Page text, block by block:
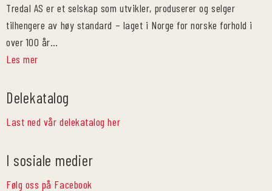
Tredal AS er et selskap som utvikler, produserer og selger
tilhengere av høy standard – laget i Norge for norske forhold i
over 100 år…
Les mer
Delekatalog
Last ned vår delekatalog her
I sosiale medier
Følg oss på Facebook